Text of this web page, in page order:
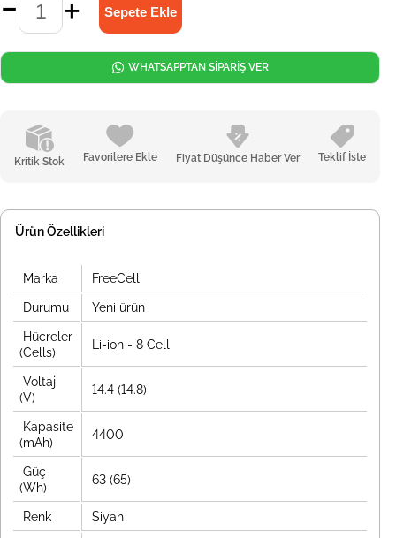
Kritik Stok Favorilere Ekle Fiyat Düşünce Haber Ver Teklif İste
WHATSAPPTAN SİPARİŞ VER
Ürün Özellikleri
Marka FreeCell
Durumu Yeni ürün
Hücreler
(Cells)
Li-ion - 8 Cell
Voltaj
(V)
14.4 (14.8)
Kapasite
(mAh)
4400
Güç
(Wh)
63 (65)
Renk Siyah